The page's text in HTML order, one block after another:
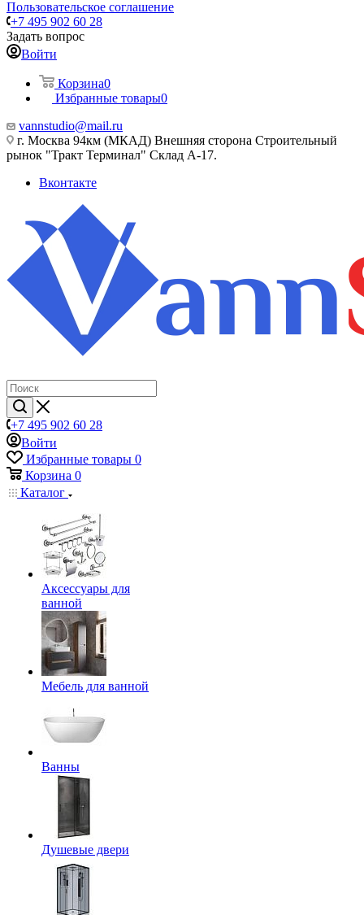
Пользовательское соглашение
+7 495 902 60 28
Задать вопрос
Войти
Корзина0
Избранные товары0
vannstudio@mail.ru
г. Москва 94км (МКАД) Внешняя сторона Строительный
рынок "Тракт Терминал" Склад А-17.
Вконтакте
+7 495 902 60 28
Войти
Избранные товары 0
Корзина 0
Каталог
Аксессуары для
ванной
Мебель для ванной
Ванны
Душевые двери